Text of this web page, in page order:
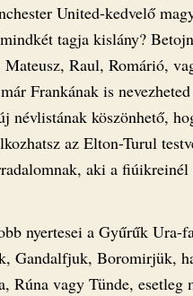
United-kedvelő
tagja kislány?
Raul, Romárió,
Frankának is
névlistának köszönhető,
az Elton-Turul
aki a
nyertesei a Gyűrűk Ura-
Gandalfjuk, Boromirjük,
Rúna vagy Tünde, esetleg